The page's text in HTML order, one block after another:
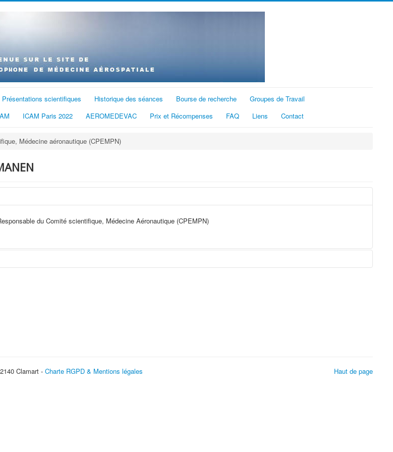
Présentations scientifiques Historique des séances Bourse de recherche
Groupes de Travail
ICAM Paris 2022 AEROMEDEVAC Prix et Récompenses FAQ Liens Contact
Médecine aéronautique (CPEMPN)
du Comité scientifique, Médecine Aéronautique (CPEMPN)
Haut de page
Clamart - Charte RGPD & Mentions légales